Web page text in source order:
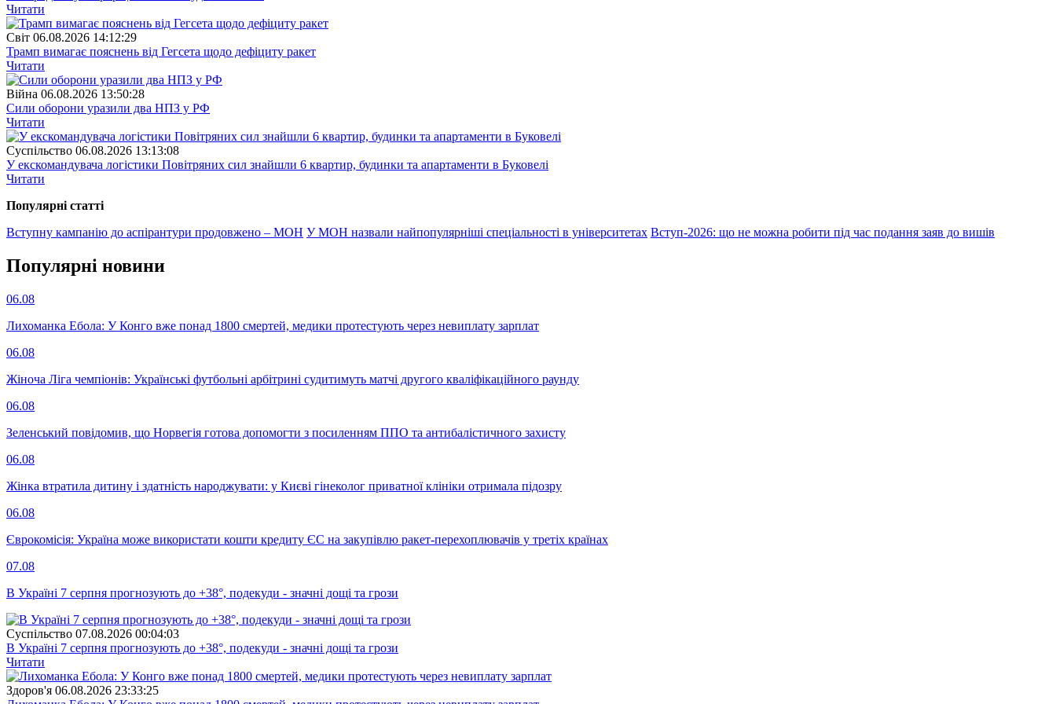
Читати
Свiт 06.08.2026 14:12:29
Трамп вимагає пояснень від Гегсета щодо дефіциту ракет
Читати
Війна 06.08.2026 13:50:28
Сили оборони уразили два НПЗ у РФ
Читати
Суспiльство 06.08.2026 13:13:08
У екскомандувача логістики Повітряних сил знайшли 6 квартир, будинки та апартаменти в Буковелі
Читати
Популярнi статтi
Вступну кампанію до аспірантури продовжено – МОН У МОН назвали найпопулярніші спеціальності в університетах Вступ-2026: що не можна робити під час подання заяв до вишів
Популярнi новини
06.08
Лихоманка Ебола: У Конго вже понад 1800 смертей, медики протестують через невиплату зарплат
06.08
Жіноча Ліга чемпіонів: Українські футбольні арбітрині судитимуть матчі другого кваліфікаційного раунду
06.08
Зеленський повідомив, що Норвегія готова допомогти з посиленням ППО та антибалістичного захисту
06.08
Жінка втратила дитину і здатність народжувати: у Києві гінеколог приватної клініки отримала підозру
06.08
Єврокомісія: Україна може використати кошти кредиту ЄС на закупівлю ракет-перехоплювачів у третіх країнах
07.08
В Україні 7 серпня прогнозують до +38°, подекуди - значні дощі та грози
Суспiльство 07.08.2026 00:04:03
В Україні 7 серпня прогнозують до +38°, подекуди - значні дощі та грози
Читати
Здоров'я 06.08.2026 23:33:25